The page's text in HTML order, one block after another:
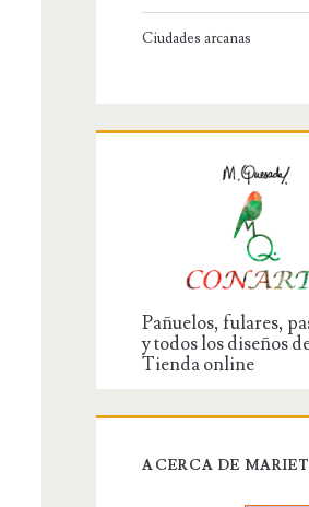
Ciudades arcanas
Pañuelos, fulares,
y todos los diseños
Tienda online
ACERCA DE